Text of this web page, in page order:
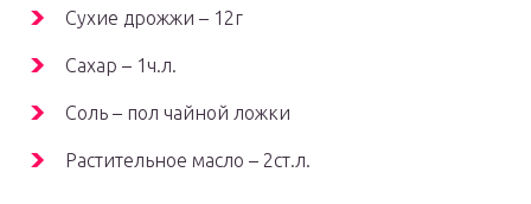
Сухие дрожжи – 12г
Сахар – 1ч.л.
Соль – пол чайной ложки
Растительное масло – 2ст.л.